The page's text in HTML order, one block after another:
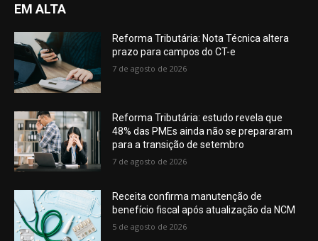
EM ALTA
Reforma Tributária: Nota Técnica altera
prazo para campos do CT-e
7 de agosto de 2026
Reforma Tributária: estudo revela que
48% das PMEs ainda não se prepararam
para a transição de setembro
7 de agosto de 2026
Receita confirma manutenção de
benefício fiscal após atualização da NCM
5 de agosto de 2026